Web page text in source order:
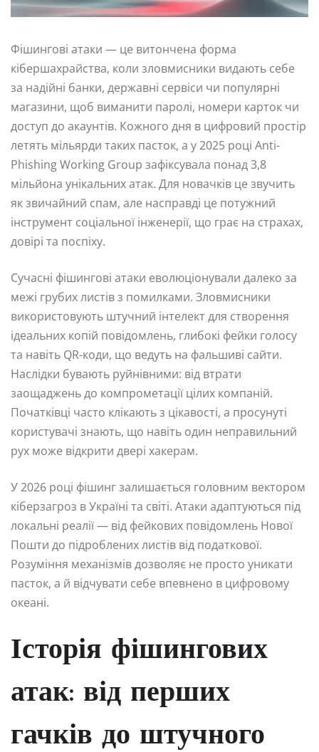
Фішингові атаки — це витончена форма
кібершахрайства, коли зловмисники видають себе
за надійні банки, державні сервіси чи популярні
магазини, щоб виманити паролі, номери карток чи
доступ до акаунтів. Кожного дня в цифровий простір
летять мільярди таких пасток, а у 2025 році Anti-
Phishing Working Group зафіксувала понад 3,8
мільйона унікальних атак. Для новачків це звучить
як звичайний спам, але насправді це потужний
інструмент соціальної інженерії, що грає на страхах,
довірі та поспіху.
Сучасні фішингові атаки еволюціонували далеко за
межі грубих листів з помилками. Зловмисники
використовують штучний інтелект для створення
ідеальних копій повідомлень, глибокі фейки голосу
та навіть QR-коди, що ведуть на фальшиві сайти.
Наслідки бувають руйнівними: від втрати
заощаджень до компрометації цілих компаній.
Початківці часто клікають з цікавості, а просунуті
користувачі знають, що навіть один неправильний
рух може відкрити двері хакерам.
У 2026 році фішинг залишається головним вектором
кіберзагроз в Україні та світі. Атаки адаптуються під
локальні реалії — від фейкових повідомлень Нової
Пошти до підроблених листів від податкової.
Розуміння механізмів дозволяє не просто уникати
пасток, а й відчувати себе впевнено в цифровому
океані.
Історія фішингових
атак: від перших
гачків до штучного